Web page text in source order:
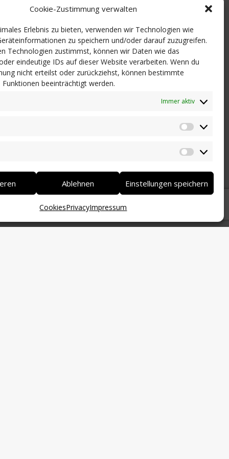
Cookie-Zustimmung verwalten
Erlebnis zu bieten, verwenden wir Technologien wie
zu speichern und/oder darauf zuzugreifen.
Technologien zustimmst, können wir Daten wie das
eindeutige IDs auf dieser Website verarbeiten. Wenn du
nicht erteilst oder zurückziehst, können bestimmte
beeinträchtigt werden.
Immer aktiv
Ablehnen Einstellungen speichern
CookiesPrivacyImpressum